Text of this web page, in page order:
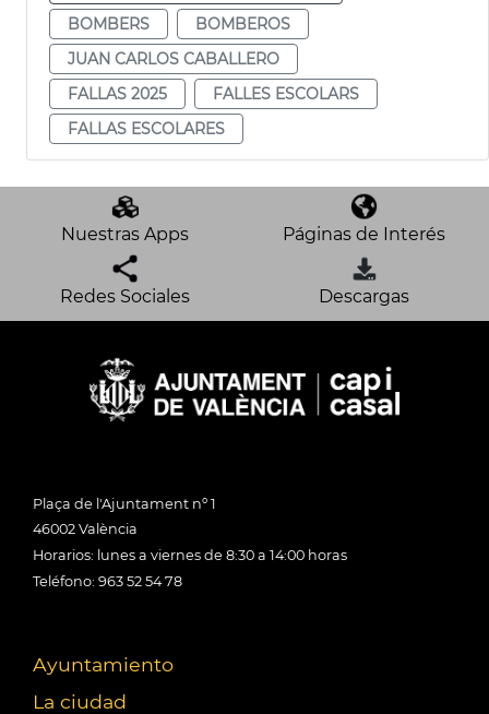
BOMBERS
BOMBEROS
JUAN CARLOS CABALLERO
FALLAS 2025
FALLES ESCOLARS
FALLAS ESCOLARES
Nuestras Apps Páginas de Interés
Redes Sociales Descargas
Plaça de l'Ajuntament nº 1
46002 València
Horarios: lunes a viernes de 8:30 a 14:00 horas
Teléfono: 963 52 54 78
Ayuntamiento
La ciudad